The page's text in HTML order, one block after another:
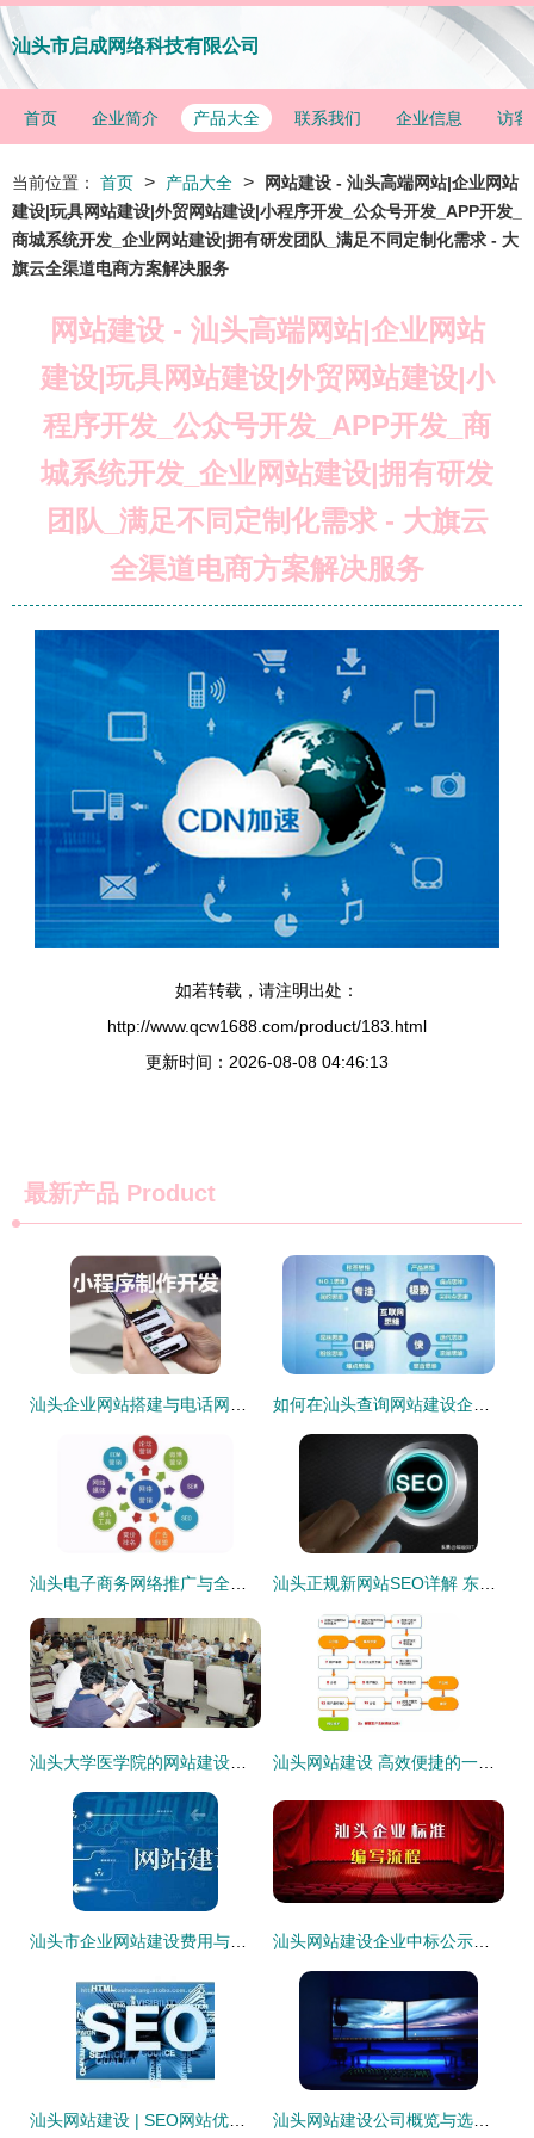
汕头市启成网络科技有限公司
首页 企业简介 产品大全 联系我们 企业信息 访客
当前位置： 首页 > 产品大全 >
网站建设 - 汕头高端网站|企业网站
建设|玩具网站建设|外贸网站建设|小程序开发_公众号开发_APP开发_
商城系统开发_企业网站建设|拥有研发团队_满足不同定制化需求 - 大
旗云全渠道电商方案解决服务
网站建设 - 汕头高端网站|企业网站
建设|玩具网站建设|外贸网站建设|小
程序开发_公众号开发_APP开发_商
城系统开发_企业网站建设|拥有研发
团队_满足不同定制化需求 - 大旗云
全渠道电商方案解决服务
如若转载，请注明出处：
http://www.qcw1688.com/product/183.html
更新时间：2026-08-08 04:46:13
最新产品 Product